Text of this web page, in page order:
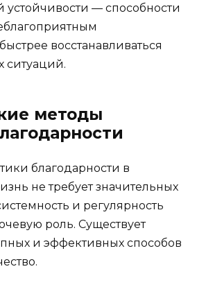
устойчивости — способности
восстанавливаться
ситуаций.
методы
благодарности в
не требует значительных
и регулярность
роль. Существует
и эффективных способов